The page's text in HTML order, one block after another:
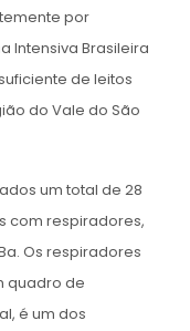
por
Intensiva Brasileira
de leitos
do Vale do São
um total de 28
com respiradores,
Os respiradores
quadro de
é um dos